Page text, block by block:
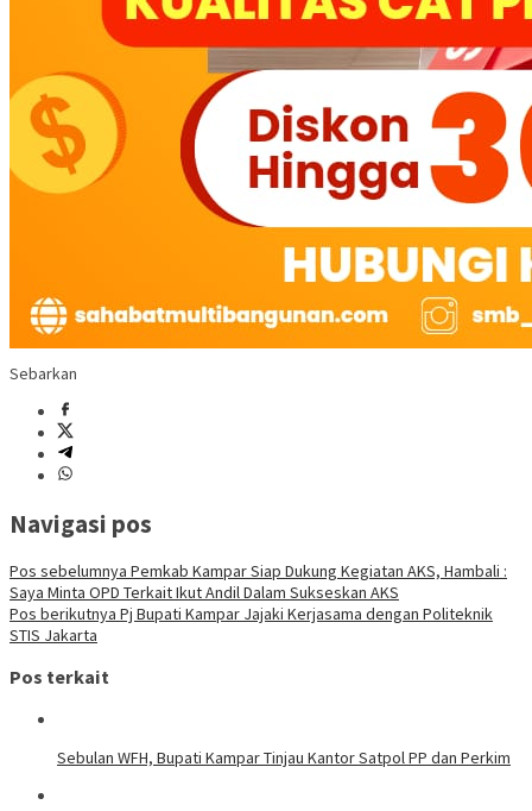
Sebarkan
Navigasi pos
Pos sebelumnya Pemkab Kampar Siap Dukung Kegiatan AKS, Hambali :
Saya Minta OPD Terkait Ikut Andil Dalam Sukseskan AKS
Pos berikutnya Pj Bupati Kampar Jajaki Kerjasama dengan Politeknik
STIS Jakarta
Pos terkait
Sebulan WFH, Bupati Kampar Tinjau Kantor Satpol PP dan Perkim